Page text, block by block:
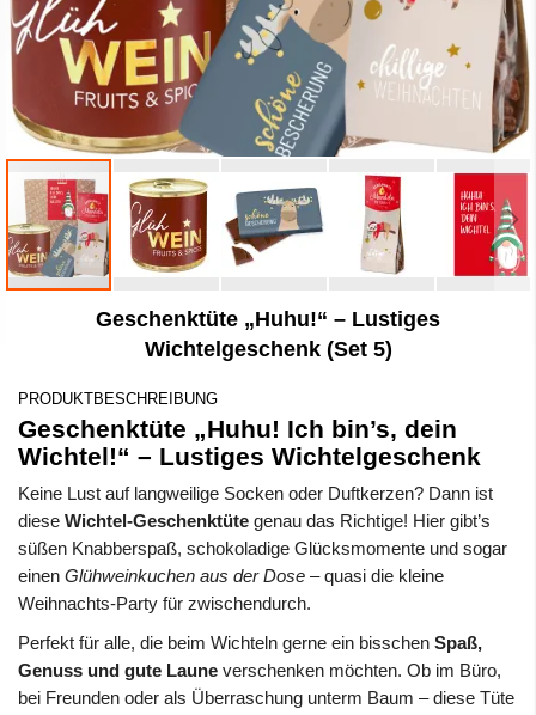
Geschenktüte „Huhu!“ – Lustiges
Wichtelgeschenk (Set 5)
PRODUKTBESCHREIBUNG
Geschenktüte „Huhu! Ich bin’s, dein
Wichtel!“ – Lustiges Wichtelgeschenk
Keine Lust auf langweilige Socken oder Duftkerzen? Dann ist
diese Wichtel-Geschenktüte genau das Richtige! Hier gibt’s
süßen Knabberspaß, schokoladige Glücksmomente und sogar
einen Glühweinkuchen aus der Dose – quasi die kleine
Weihnachts-Party für zwischendurch.
Perfekt für alle, die beim Wichteln gerne ein bisschen Spaß,
Genuss und gute Laune verschenken möchten. Ob im Büro,
bei Freunden oder als Überraschung unterm Baum – diese Tüte